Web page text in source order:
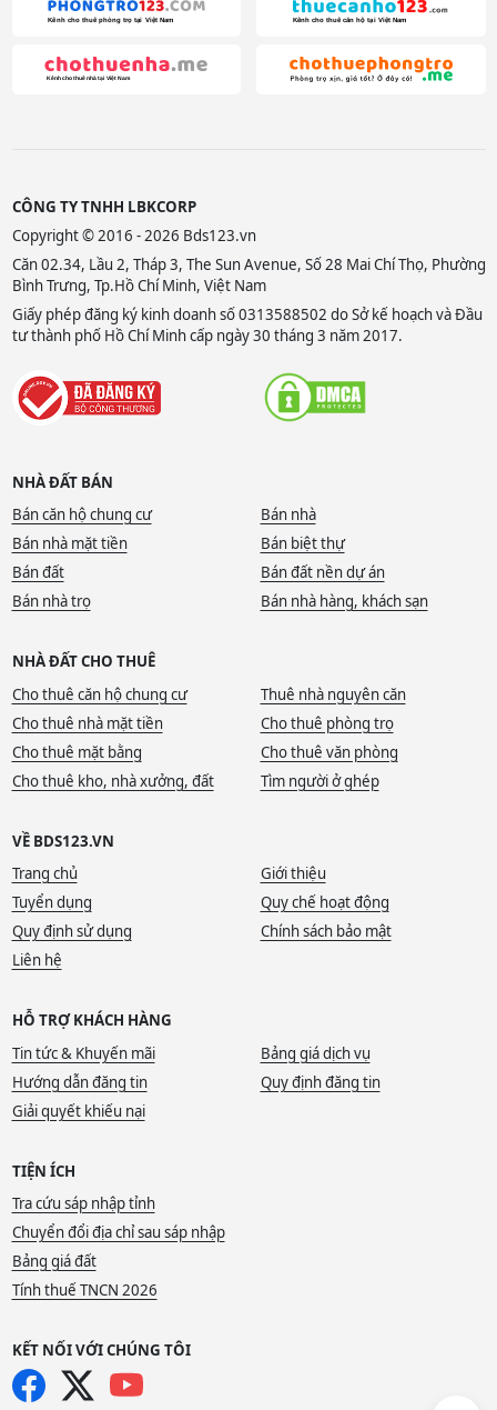
CÔNG TY TNHH LBKCORP
Copyright © 2016 - 2026 Bds123.vn
Căn 02.34, Lầu 2, Tháp 3, The Sun Avenue, Số 28 Mai Chí Thọ, Phường
Bình Trưng, Tp.Hồ Chí Minh, Việt Nam
Giấy phép đăng ký kinh doanh số 0313588502 do Sở kế hoạch và Đầu
tư thành phố Hồ Chí Minh cấp ngày 30 tháng 3 năm 2017.
NHÀ ĐẤT BÁN
Bán căn hộ chung cư
Bán nhà
Bán nhà mặt tiền
Bán biệt thự
Bán đất
Bán đất nền dự án
Bán nhà trọ
Bán nhà hàng, khách sạn
NHÀ ĐẤT CHO THUÊ
Cho thuê căn hộ chung cư
Thuê nhà nguyên căn
Cho thuê nhà mặt tiền
Cho thuê phòng trọ
Cho thuê mặt bằng
Cho thuê văn phòng
Cho thuê kho, nhà xưởng, đất
Tìm người ở ghép
VỀ BDS123.VN
Trang chủ
Giới thiệu
Tuyển dụng
Quy chế hoạt động
Quy định sử dụng
Chính sách bảo mật
Liên hệ
HỖ TRỢ KHÁCH HÀNG
Tin tức & Khuyến mãi
Bảng giá dịch vụ
Hướng dẫn đăng tin
Quy định đăng tin
Giải quyết khiếu nại
TIỆN ÍCH
Tra cứu sáp nhập tỉnh
Chuyển đổi địa chỉ sau sáp nhập
Bảng giá đất
Tính thuế TNCN 2026
KẾT NỐI VỚI CHÚNG TÔI